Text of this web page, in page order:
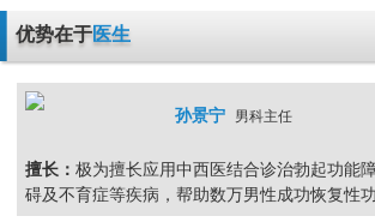
优势在于医生
孙景宁 男科主任
擅长： 极为擅长应用中西医结合诊治勃起功能
碍及不育症等疾病，帮助数万男性成功恢复性功